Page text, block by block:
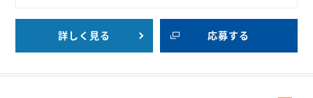
詳しく見る 応募する